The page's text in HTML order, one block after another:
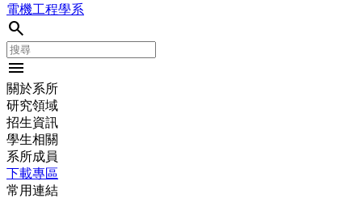
電機工程學系
search
menu
關於系所
研究領域
招生資訊
學生相關
系所成員
下載專區
常用連結